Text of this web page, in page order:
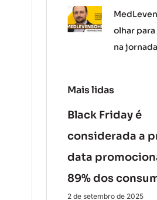
olhar
na
Mais lidas
Black Friday é
considerada a
data
89% dos
2 de setembro de 2025